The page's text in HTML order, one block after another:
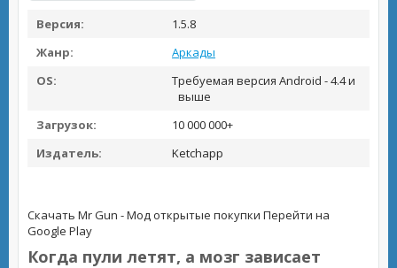
Версия:
1.5.8
Жанр:
Аркады
OS:
Требуемая версия Android - 4.4 и
выше
Загрузок:
10 000 000+
Издатель:
Ketchapp
Скачать Mr Gun - Мод открытые покупки Перейти на
Google Play
Когда пули летят, а мозг зависает